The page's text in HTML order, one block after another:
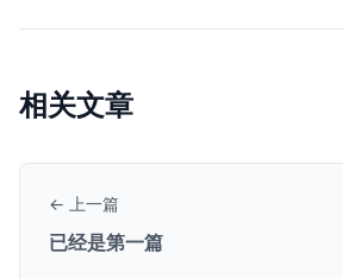
相关文章
← 上一篇
已经是第一篇